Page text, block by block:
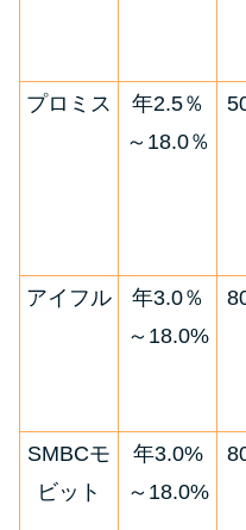
プロミス
年2.5％
～18.0％
アイフル
年3.0％
～18.0%
SMBCモ
ビット
年3.0%
～18.0%